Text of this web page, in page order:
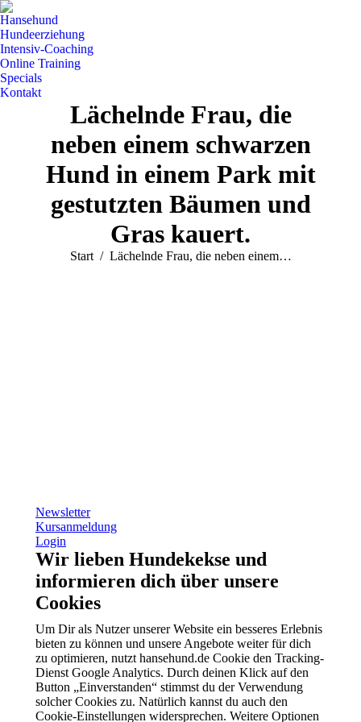
Hansehund
Hundeerziehung
Intensiv-Coaching
Online Training
Specials
Kontakt
Lächelnde Frau, die
neben einem schwarzen
Hund in einem Park mit
gestutzten Bäumen und
Gras kauert.
Sie befinden sich hier:
Start Lächelnde Frau, die neben einem…
Newsletter
Kursanmeldung
Login
Wir lieben Hundekekse und
informieren dich über unsere
Cookies
Um Dir als Nutzer unserer Website ein besseres Erlebnis
bieten zu können und unsere Angebote weiter für dich
zu optimieren, nutzt hansehund.de Cookie den Tracking-
Dienst Google Analytics. Durch deinen Klick auf den
Button „Einverstanden“ stimmst du der Verwendung
solcher Cookies zu. Natürlich kannst du auch den
Cookie-Einstellungen widersprechen. Weitere Optionen